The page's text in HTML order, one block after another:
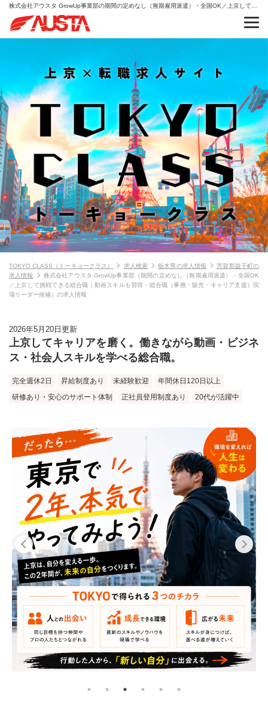
TOKYO CLASS（トーキョークラス） 求人検索 栃木県の求人情報
芳賀郡益子町の
求人情報
株式会社アウスタ GrowUp事業部（期間の定めなし（無期雇用派遣）・全国OK
／上京して挑戦できる総合職｜動画スキルも習得・総合職（事務・販売・キャリア支援）現
場リーダー候補）の求人情報
2026年5月20日更新
上京してキャリアを磨く。働きながら動画・ビジネ
ス・社会人スキルを学べる総合職。
完全週休2日 昇給制度あり 未経験歓迎
年間休日120日以上
研修あり・安心のサポート体制
正社員登用制度あり 20代が活躍中